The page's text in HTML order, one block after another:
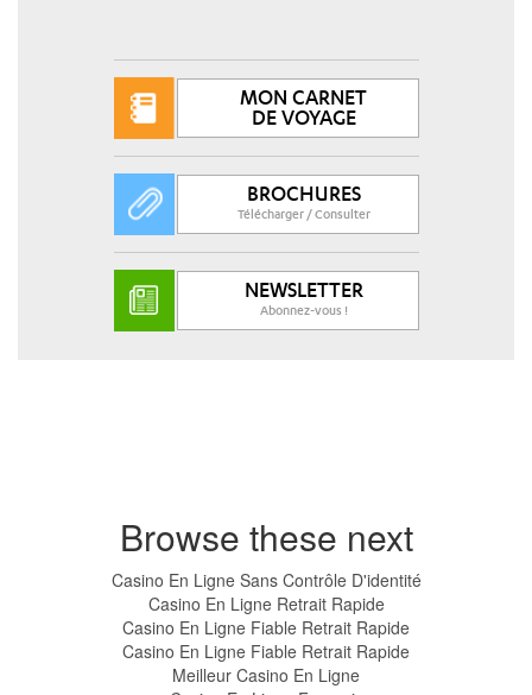
MON CARNET
DE VOYAGE
BROCHURES
Télécharger / Consulter
NEWSLETTER
Abonnez-vous !
Browse these next
Casino En Ligne Sans Contrôle D'identité
Casino En Ligne Retrait Rapide
Casino En Ligne Fiable Retrait Rapide
Casino En Ligne Fiable Retrait Rapide
Meilleur Casino En Ligne